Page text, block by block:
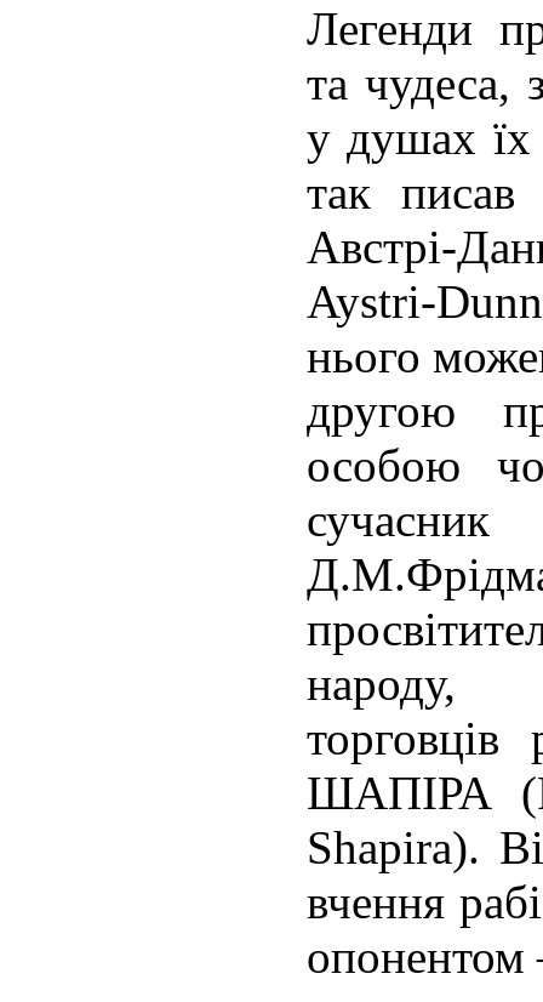
Легенди
та чудеса,
у душах їх
так писав
Австрі-
Aystri-
нього
другою
особою
народу,
ШАПІРА
Shapira).
вчення
опонентом